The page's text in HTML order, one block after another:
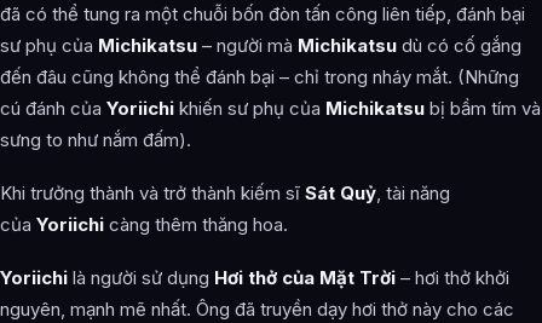
đã có thể tung ra một chuỗi bốn đòn tấn công liên tiếp, đánh bại
sư phụ của Michikatsu – người mà Michikatsu dù có cố gắng
đến đâu cũng không thể đánh bại – chỉ trong nháy mắt. (Những
cú đánh của Yoriichi khiến sư phụ của Michikatsu bị bầm tím và
sưng to như nắm đấm).
Khi trưởng thành và trở thành kiếm sĩ Sát Quỷ, tài năng
của Yoriichi càng thêm thăng hoa.
Yoriichi là người sử dụng Hơi thở của Mặt Trời – hơi thở khởi
nguyên, mạnh mẽ nhất. Ông đã truyền dạy hơi thở này cho các